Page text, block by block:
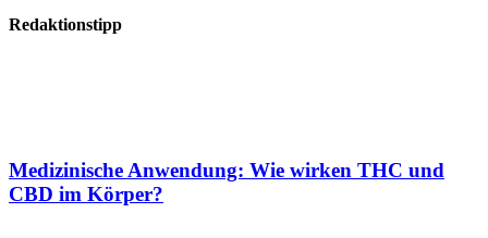
Redaktionstipp
Medizinische Anwendung: Wie wirken THC und
CBD im Körper?